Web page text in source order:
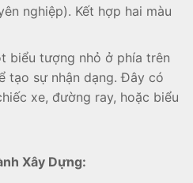
nghiệp). Kết hợp hai màu
biểu tượng nhỏ ở phía trên
tạo sự nhận dạng. Đây có
xe, đường ray, hoặc biểu
Xây Dựng: